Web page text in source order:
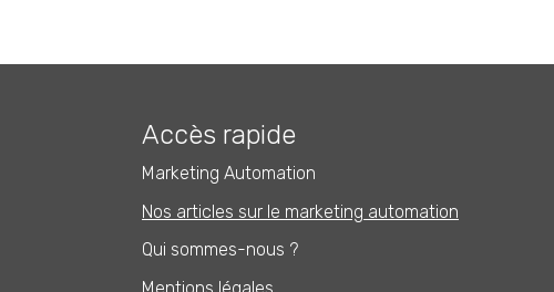
Accès rapide
Marketing Automation
Nos articles sur le marketing automation
Qui sommes-nous ?